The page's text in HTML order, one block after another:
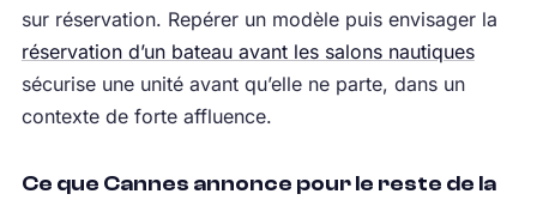
sur réservation. Repérer un modèle puis envisager la
réservation d’un bateau avant les salons nautiques
sécurise une unité avant qu’elle ne parte, dans un
contexte de forte affluence.
Ce que Cannes annonce pour le reste de la